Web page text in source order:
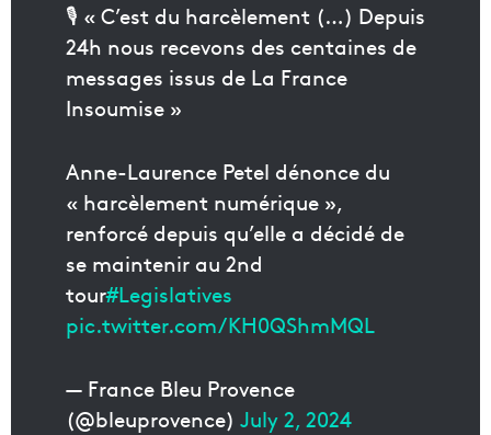
🎙 « C’est du harcèlement (…) Depuis
24h nous recevons des centaines de
messages issus de La France
Insoumise »
Anne-Laurence Petel dénonce du
« harcèlement numérique »,
renforcé depuis qu’elle a décidé de
se maintenir au 2nd
tour#Legislatives
pic.twitter.com/KH0QShmMQL
— France Bleu Provence
(@bleuprovence) July 2, 2024